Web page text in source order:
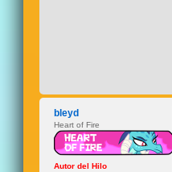
bleyd
Heart of Fire
Autor del Hilo